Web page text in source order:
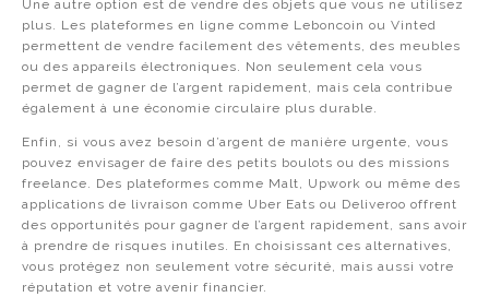
Une autre option est de vendre des objets que vous ne utilisez
plus. Les plateformes en ligne comme Leboncoin ou Vinted
permettent de vendre facilement des vêtements, des meubles
ou des appareils électroniques. Non seulement cela vous
permet de gagner de l’argent rapidement, mais cela contribue
également à une économie circulaire plus durable.
Enfin, si vous avez besoin d’argent de manière urgente, vous
pouvez envisager de faire des petits boulots ou des missions
freelance. Des plateformes comme Malt, Upwork ou même des
applications de livraison comme Uber Eats ou Deliveroo offrent
des opportunités pour gagner de l’argent rapidement, sans avoir
à prendre de risques inutiles. En choisissant ces alternatives,
vous protégez non seulement votre sécurité, mais aussi votre
réputation et votre avenir financier.